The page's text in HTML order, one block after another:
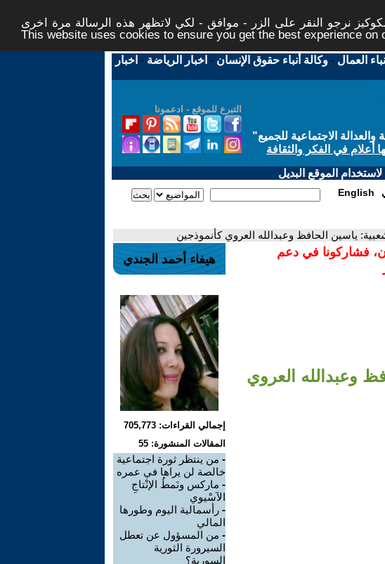
نرجو النقر على الزر - موافق - لكي لاتظهر هذه الرسالة مرة اخرى -
This website uses cookies to ensure you get the best experience on
العمال -وكالة أنباء حقوق الإنسان - اخبار الرياضة - اخبار
التبرع للموقع - ادعمونا
الاجتماعية للجميع"
أعلام في الفكر والثقافة
الموقع البديل
English
ياسين الحافظ وعبدالله العروي كأنموذجين
فشاركونا في دعم
وعبدالله العروي
هيفاء أحمد الجندي
إجمالي القراءات: 705,773
المقالات المنشورة: 55
- من ينتظر ثورة اجتماعية
خالصة لن يراها في عمره
- ماركس ونَمطُ الإنْتاجِ
الآسْيوي
- رأسمالية اليوم وطورها
المالي
- من المسؤول عن تعطل
السيرورة الثورية
السورية؟